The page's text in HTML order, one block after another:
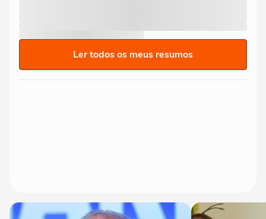
Ler todos os meus resumos